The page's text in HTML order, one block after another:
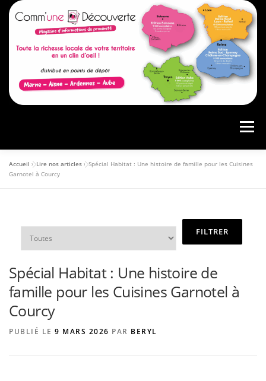
Menu
ACCUEIL
Accueil »Lire nos articles »Spécial Habitat : Une histoire de famille pour les Cuisines
Garnotel à Courcy
Spécial Habitat : Une histoire de
famille pour les Cuisines Garnotel à
Courcy
PUBLIÉ LE 9 MARS 2026 PAR BERYL